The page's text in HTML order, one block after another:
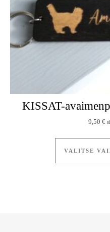
KISSAT-
9,50 €
VALITSE